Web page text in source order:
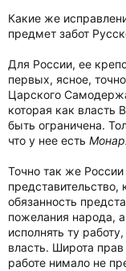
Какие же
предмет забот
Для России, ее
первых, ясное,
Царского
которая как
быть ограничена.
что у нее есть
Точно так же
обязанность
пожелания народа,
исполнять ту
власть. Широта прав
работе нимало не